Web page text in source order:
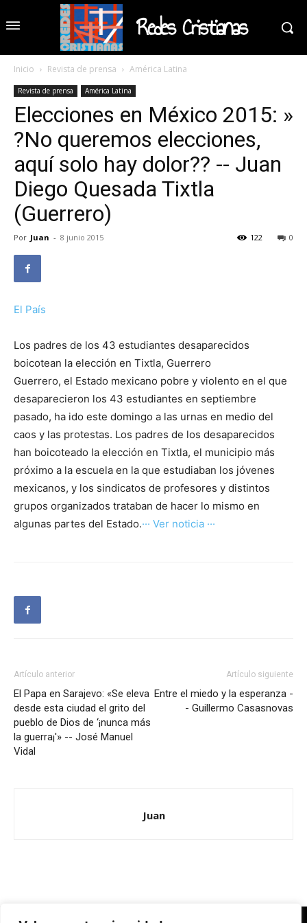
Redes Cristianas
Inicio Revista de prensa América Latina
Revista de prensa América Latina
Elecciones en México 2015: »
?No queremos elecciones,
aquí solo hay dolor?? -- Juan
Diego Quesada Tixtla
(Guerrero)
Por Juan - 8 junio 2015 0
122
El País
Los padres de los 43 estudiantes desaparecidos
boicotean la elección en Tixtla, Guerrero
Guerrero, el Estado mexicano pobre y violento en el que
desaparecieron los 43 estudiantes en septiembre
pasado, ha ido este domingo a las urnas en medio del
caos y las protestas. Los padres de los desaparecidos
han boicoteado la elección en Tixtla, el municipio más
próximo a la escuela en la que estudiaban los jóvenes
mexicanos, y los sindicatos de profesores y distintos
grupos organizados trataban de hacer lo mismo en
algunas partes del Estado.··· Ver noticia ···
Artículo anterior
El Papa en Sarajevo: «Se eleva
desde esta ciudad el grito del
pueblo de Dios de ‘¡nunca más
la guerra¡'» -- José Manuel
Vidal
Artículo siguiente
Entre el miedo y la esperanza -
- Guillermo Casasnovas
Juan